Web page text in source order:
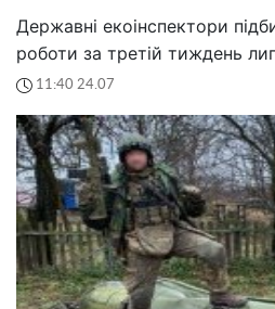
Державні екоінспектори
роботи за третій тиждень
11:40 24.07